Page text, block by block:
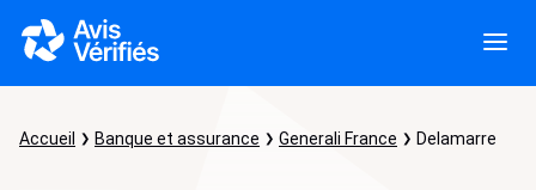
Accueil Banque et assurance Generali France Delamarre